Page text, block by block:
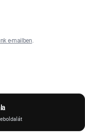
e-mailben.